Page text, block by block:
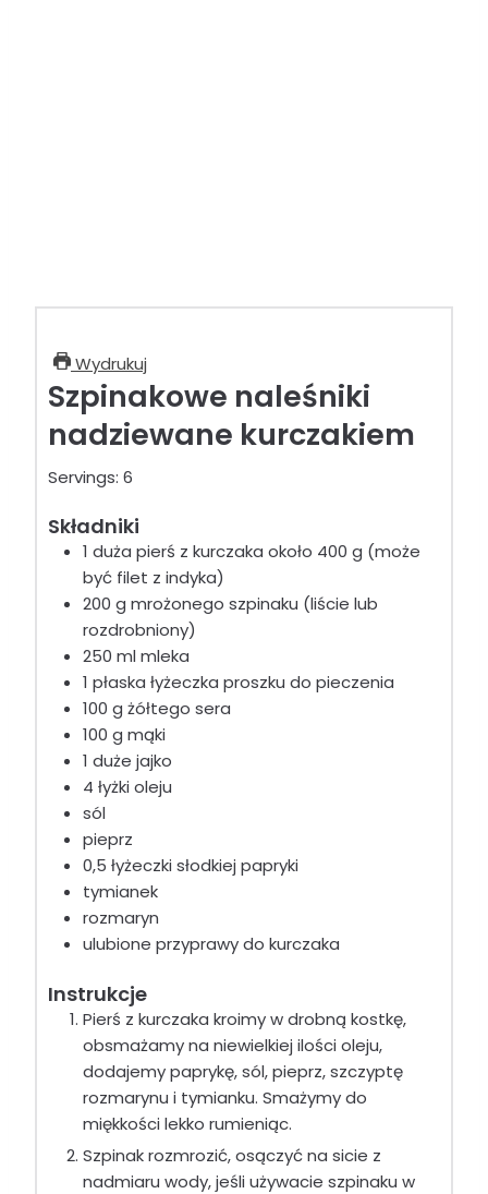
Wydrukuj
Szpinakowe naleśniki
nadziewane kurczakiem
Servings: 6
Składniki
1 duża pierś z kurczaka około 400 g (może
być filet z indyka)
200 g mrożonego szpinaku (liście lub
rozdrobniony)
250 ml mleka
1 płaska łyżeczka proszku do pieczenia
100 g żółtego sera
100 g mąki
1 duże jajko
4 łyżki oleju
sól
pieprz
0,5 łyżeczki słodkiej papryki
tymianek
rozmaryn
ulubione przyprawy do kurczaka
Instrukcje
Pierś z kurczaka kroimy w drobną kostkę,
obsmażamy na niewielkiej ilości oleju,
dodajemy paprykę, sól, pieprz, szczyptę
rozmarynu i tymianku. Smażymy do
miękkości lekko rumieniąc.
Szpinak rozmrozić, osączyć na sicie z
nadmiaru wody, jeśli używacie szpinaku w